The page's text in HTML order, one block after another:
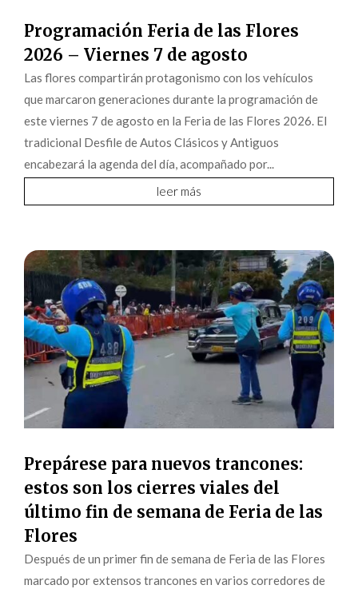
Programación Feria de las Flores
2026 – Viernes 7 de agosto
Las flores compartirán protagonismo con los vehículos
que marcaron generaciones durante la programación de
este viernes 7 de agosto en la Feria de las Flores 2026. El
tradicional Desfile de Autos Clásicos y Antiguos
encabezará la agenda del día, acompañado por...
leer más
Prepárese para nuevos trancones:
estos son los cierres viales del
último fin de semana de Feria de las
Flores
Después de un primer fin de semana de Feria de las Flores
marcado por extensos trancones en varios corredores de